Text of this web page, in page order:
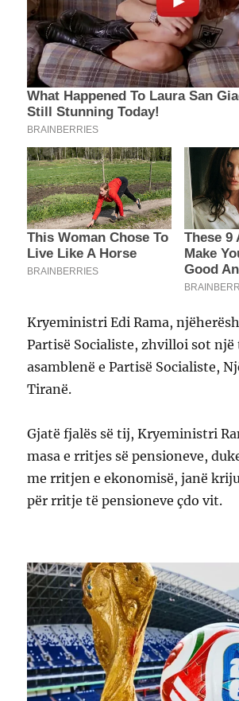
Kryeministri Edi Rama,
Partisë Socialiste, zhvilloi sot një
asamblenë e Partisë Socialiste,
Tiranë.
Gjatë fjalës së tij, Kryeministri
masa e rritjes së pensioneve,
me rritjen e ekonomisë, janë
për rritje të pensioneve çdo vit.